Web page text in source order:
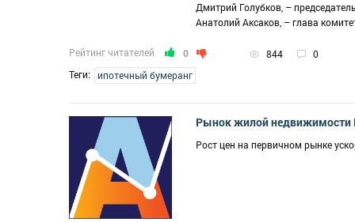
Дмитрий Голубков, –
Анатолий Аксаков, – глава
Рейтинг читателей 0 844 0
Теги:
ипотечный бумеранг
Рынок жилой недвижимости
Рост цен на первичном рынке